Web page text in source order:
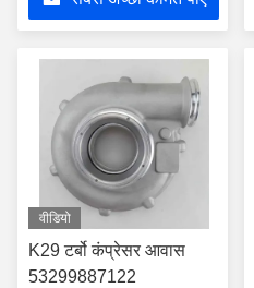
वीडियो
K29 टर्बो कंप्रेसर आवास
53299887122